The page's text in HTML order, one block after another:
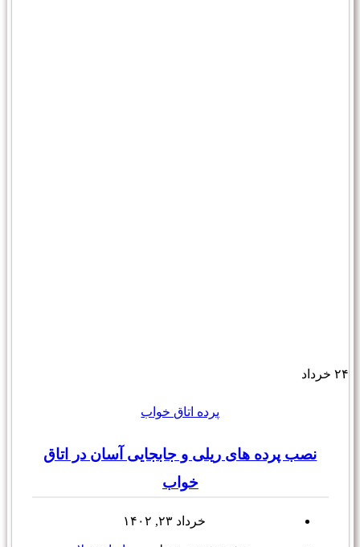
۲۴ خرداد
پرده اتاق خواب
نصب پرده های ریلی و جابجایی آسان در اتاق
خواب
خرداد ۲۳, ۱۴۰۲